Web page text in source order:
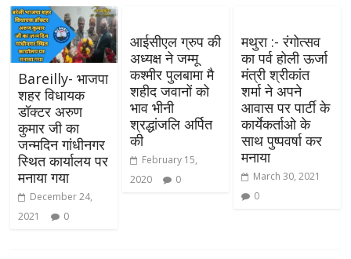
Bareilly- भाजपा
शहर विधायक
डॉक्टर अरुण
कुमार जी का
जन्मदिन गांधीनगर
स्थित कार्यालय पर
मनाया गया
December 24,
2021
0
आईसीएल ग्रुप की
अध्यक्ष ने जम्मू
कश्मीर पुलबामा मै
शहीद जवानों को
भाव भीनी
श्रद्धांजलि अर्पित
की
February 15,
2020
0
मथुरा :- रंगोत्सव
का पर्व होली ऊर्जा
मंत्री श्रीकांत
शर्मा ने अपने
आवास पर पार्टी के
कार्येकर्ताओ के
साथ पुष्पवर्षा कर
मनाया
March 30, 2021
0